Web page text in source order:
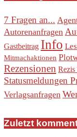
7 Fragen an...
Autorenanfragen
Gastbeitrag Info
Mitmachaktionen
Rezensionen Rezis
Statusmeldungen
Verlagsanfragen
Zuletzt